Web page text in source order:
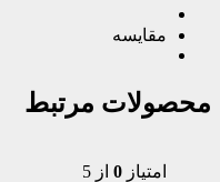
مقایسه
محصولات مرتبط
امتیاز 0 از 5